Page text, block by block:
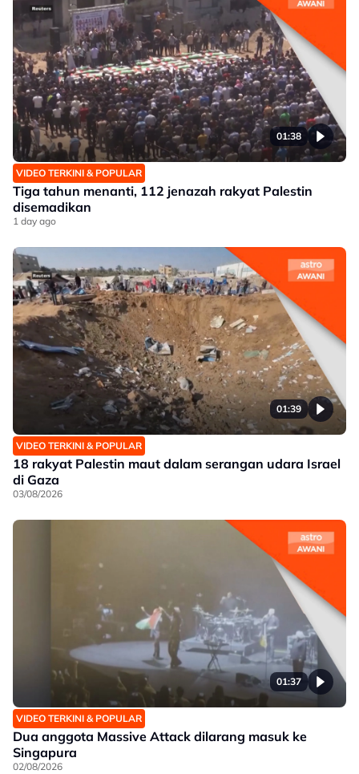
01:38
VIDEO TERKINI & POPULAR
Tiga tahun menanti, 112 jenazah rakyat Palestin
disemadikan
1 day ago
01:39
VIDEO TERKINI & POPULAR
18 rakyat Palestin maut dalam serangan udara Israel
di Gaza
03/08/2026
01:37
VIDEO TERKINI & POPULAR
Dua anggota Massive Attack dilarang masuk ke
Singapura
02/08/2026